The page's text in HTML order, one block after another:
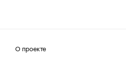
О проекте